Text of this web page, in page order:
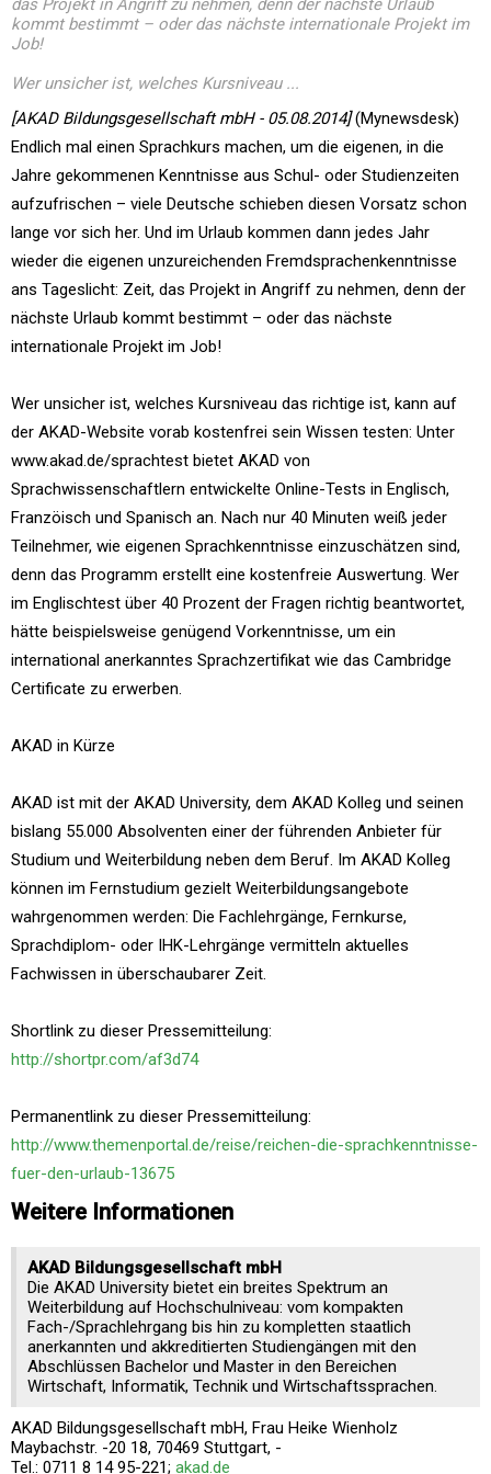
das Projekt in Angriff zu nehmen, denn der nächste Urlaub
kommt bestimmt – oder das nächste internationale Projekt im
Job!
Wer unsicher ist, welches Kursniveau ...
[AKAD Bildungsgesellschaft mbH - 05.08.2014](Mynewsdesk)
Endlich mal einen Sprachkurs machen, um die eigenen, in die
Jahre gekommenen Kenntnisse aus Schul- oder Studienzeiten
aufzufrischen – viele Deutsche schieben diesen Vorsatz schon
lange vor sich her. Und im Urlaub kommen dann jedes Jahr
wieder die eigenen unzureichenden Fremdsprachenkenntnisse
ans Tageslicht: Zeit, das Projekt in Angriff zu nehmen, denn der
nächste Urlaub kommt bestimmt – oder das nächste
internationale Projekt im Job!
Wer unsicher ist, welches Kursniveau das richtige ist, kann auf
der AKAD-Website vorab kostenfrei sein Wissen testen: Unter
www.akad.de/sprachtest bietet AKAD von
Sprachwissenschaftlern entwickelte Online-Tests in Englisch,
Franzöisch und Spanisch an. Nach nur 40 Minuten weiß jeder
Teilnehmer, wie eigenen Sprachkenntnisse einzuschätzen sind,
denn das Programm erstellt eine kostenfreie Auswertung. Wer
im Englischtest über 40 Prozent der Fragen richtig beantwortet,
hätte beispielsweise genügend Vorkenntnisse, um ein
international anerkanntes Sprachzertifikat wie das Cambridge
Certificate zu erwerben.
AKAD in Kürze
AKAD ist mit der AKAD University, dem AKAD Kolleg und seinen
bislang 55.000 Absolventen einer der führenden Anbieter für
Studium und Weiterbildung neben dem Beruf. Im AKAD Kolleg
können im Fernstudium gezielt Weiterbildungsangebote
wahrgenommen werden: Die Fachlehrgänge, Fernkurse,
Sprachdiplom- oder IHK-Lehrgänge vermitteln aktuelles
Fachwissen in überschaubarer Zeit.
Shortlink zu dieser Pressemitteilung:
http://shortpr.com/af3d74
Permanentlink zu dieser Pressemitteilung:
http://www.themenportal.de/reise/reichen-die-sprachkenntnisse-
fuer-den-urlaub-13675
Weitere Informationen
AKAD Bildungsgesellschaft mbH
Die AKAD University bietet ein breites Spektrum an
Weiterbildung auf Hochschulniveau: vom kompakten
Fach-/Sprachlehrgang bis hin zu kompletten staatlich
anerkannten und akkreditierten Studiengängen mit den
Abschlüssen Bachelor und Master in den Bereichen
Wirtschaft, Informatik, Technik und Wirtschaftssprachen.
AKAD Bildungsgesellschaft mbH, Frau Heike Wienholz
Maybachstr. -20 18, 70469 Stuttgart, -
Tel.: 0711 8 14 95-221; akad.de